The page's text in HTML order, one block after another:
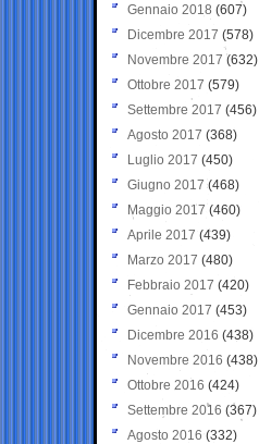
Gennaio 2018 (607)
Dicembre 2017 (578)
Novembre 2017 (632)
Ottobre 2017 (579)
Settembre 2017 (456)
Agosto 2017 (368)
Luglio 2017 (450)
Giugno 2017 (468)
Maggio 2017 (460)
Aprile 2017 (439)
Marzo 2017 (480)
Febbraio 2017 (420)
Gennaio 2017 (453)
Dicembre 2016 (438)
Novembre 2016 (438)
Ottobre 2016 (424)
Settembre 2016 (367)
Agosto 2016 (332)